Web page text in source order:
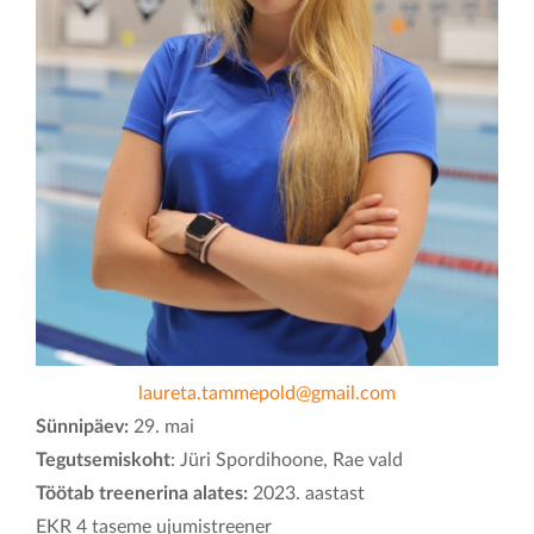
KONTAKT
laureta.tammepold@gmail.com
Sünnipäev: 29. mai
Tegutsemiskoht: Jüri Spordihoone, Rae vald
Töötab treenerina alates: 2023. aastast
EKR 4 taseme ujumistreener